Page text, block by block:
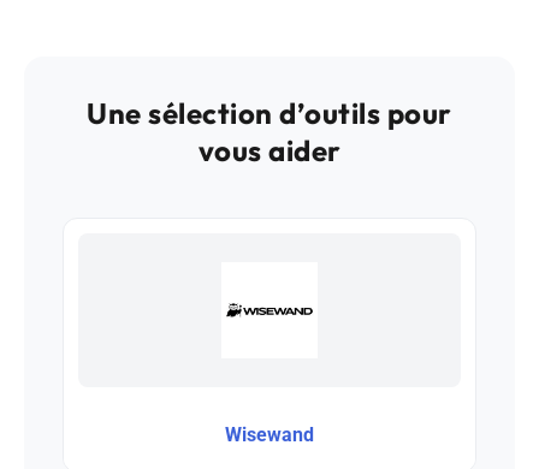
Une sélection d’outils pour
vous aider
Wisewand